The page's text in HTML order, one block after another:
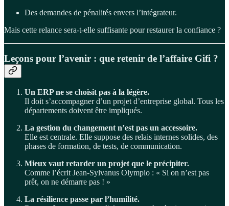
Des demandes de pénalités envers l’intégrateur.
Mais cette relance sera-t-elle suffisante pour restaurer la confiance ?
Leçons pour l’avenir : que retenir de l’affaire Gifi ?
Un ERP ne se choisit pas à la légère.
Il doit s’accompagner d’un projet d’entreprise global. Tous les
départements doivent être impliqués.
La gestion du changement n’est pas un accessoire.
Elle est centrale. Elle suppose des relais internes solides, des
phases de formation, de tests, de communication.
Mieux vaut retarder un projet que le précipiter.
Comme l’écrit Jean-Sylvanus Olympio : « Si on n’est pas
prêt, on ne démarre pas ! »
La résilience passe par l’humilité.